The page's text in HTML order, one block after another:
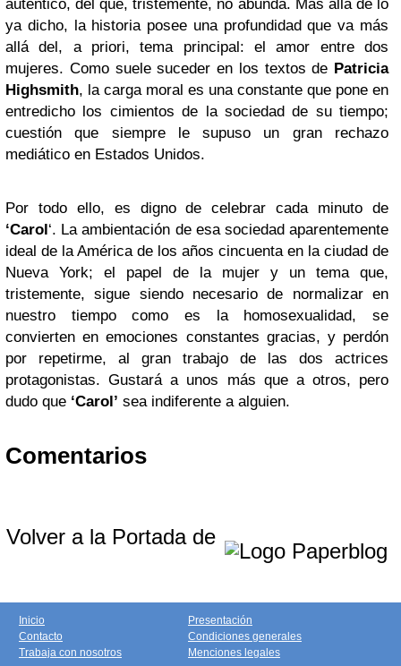
auténtico, del que, tristemente, no abunda. Más allá de lo
ya dicho, la historia posee una profundidad que va más
allá del, a priori, tema principal: el amor entre dos
mujeres. Como suele suceder en los textos de Patricia
Highsmith, la carga moral es una constante que pone en
entredicho los cimientos de la sociedad de su tiempo;
cuestión que siempre le supuso un gran rechazo
mediático en Estados Unidos.
Por todo ello, es digno de celebrar cada minuto de
‘Carol‘. La ambientación de esa sociedad aparentemente
ideal de la América de los años cincuenta en la ciudad de
Nueva York; el papel de la mujer y un tema que,
tristemente, sigue siendo necesario de normalizar en
nuestro tiempo como es la homosexualidad, se
convierten en emociones constantes gracias, y perdón
por repetirme, al gran trabajo de las dos actrices
protagonistas. Gustará a unos más que a otros, pero
dudo que ‘Carol’ sea indiferente a alguien.
Comentarios
Volver a la Portada de
Inicio
Contacto
Trabaja con nosotros
Presentación
Condiciones generales
Menciones legales